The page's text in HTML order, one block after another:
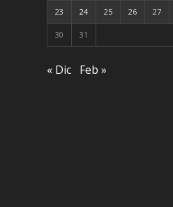
23 24 25 26 27
30 31
« Dic Feb »